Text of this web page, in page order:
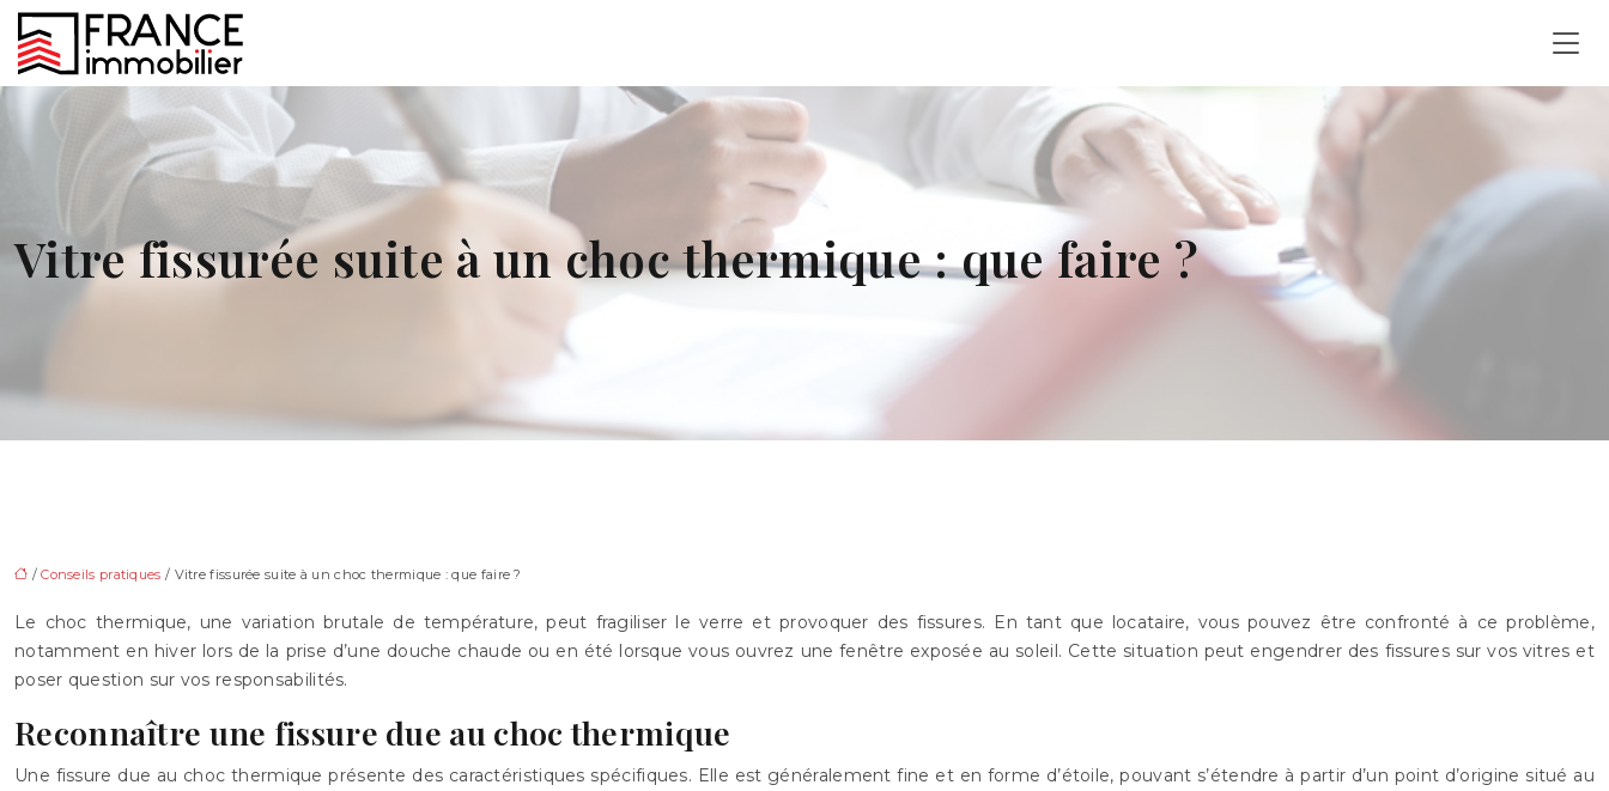
Vitre fissurée suite à un choc thermique : que faire ?
/Conseils pratiques / Vitre fissurée suite à un choc thermique : que faire ?
Le choc thermique, une variation brutale de température, peut fragiliser le verre et provoquer des fissures. En tant que locataire, vous pouvez être confronté à ce problème,
notamment en hiver lors de la prise d’une douche chaude ou en été lorsque vous ouvrez une fenêtre exposée au soleil. Cette situation peut engendrer des fissures sur vos vitres et
poser question sur vos responsabilités.
Reconnaître une fissure due au choc thermique
Une fissure due au choc thermique présente des caractéristiques spécifiques. Elle est généralement fine et en forme d’étoile, pouvant s’étendre à partir d’un point d’origine situé au